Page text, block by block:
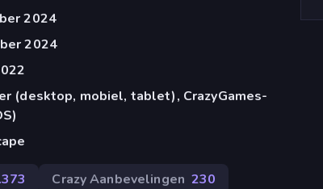
2024
2024
(desktop, mobiel, tablet), CrazyGames-
Crazy Aanbevelingen 230